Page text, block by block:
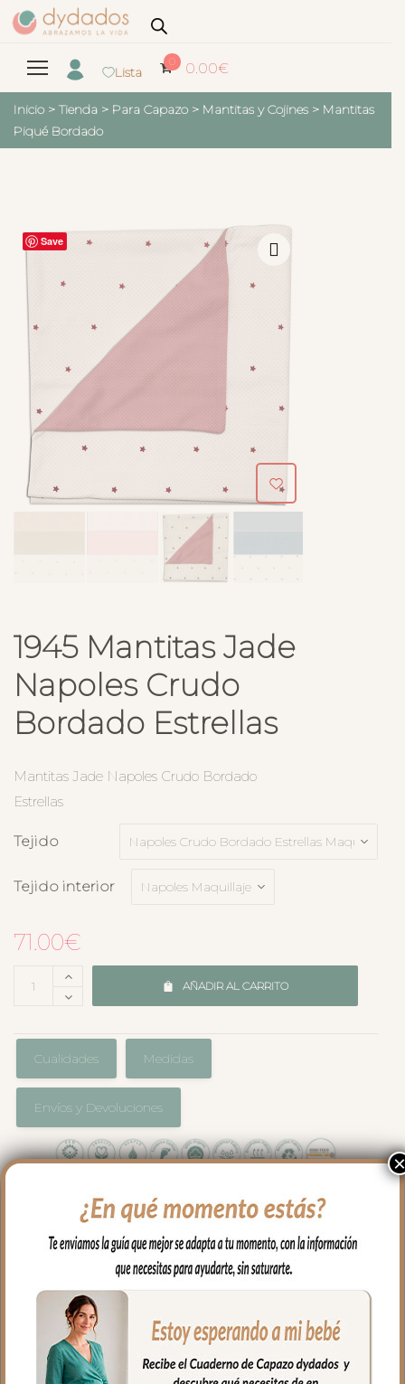
Lista
0 0.00€
Inicio > Tienda > Para Capazo > Mantitas y Cojines > Mantitas
Piqué Bordado
Save
1945 Mantitas Jade
Napoles Crudo
Bordado Estrellas
Mantitas Jade Napoles Crudo Bordado
Estrellas
Tejido
Tejido interior
71.00€
AÑADIR AL CARRITO
Cualidades Medidas
Envíos y Devoluciones
El complemento ideal para llevar a
nuestro bebe en brazos, para usar en el
capazo o en la cuna.
Por un lado, en tejido piqué bordado; un
piqué de algodón y por el otro puedes
elegir en piqué de algodón o en pelo corto
liso.
×